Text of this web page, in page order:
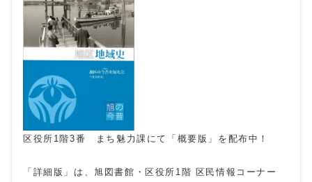
区役所1階3番 まち魅力課にて「概要版」を配布中！
「詳細版」は、旭図書館・区役所1階 区民情報コーナー